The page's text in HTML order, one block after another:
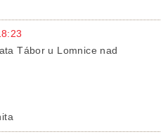
Tábor u Lomnice nad